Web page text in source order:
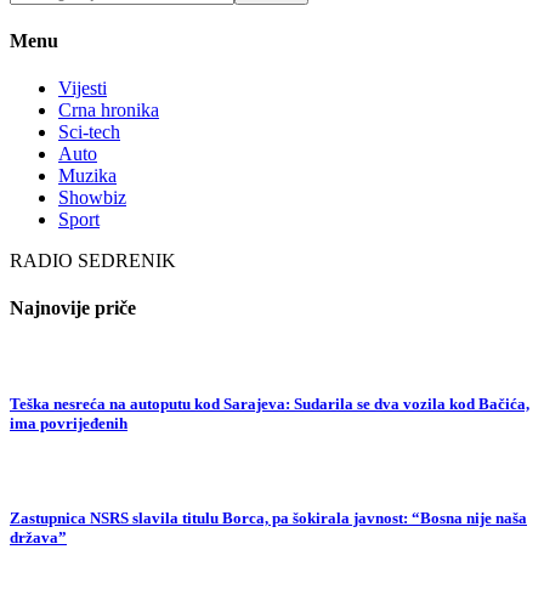
Menu
Vijesti
Crna hronika
Sci-tech
Auto
Muzika
Showbiz
Sport
RADIO SEDRENIK
Najnovije priče
Teška nesreća na autoputu kod Sarajeva: Sudarila se dva vozila kod Bačića,
ima povrijeđenih
Zastupnica NSRS slavila titulu Borca, pa šokirala javnost: “Bosna nije naša
država”